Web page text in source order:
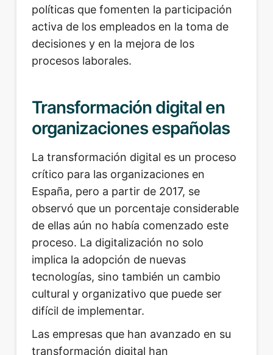
políticas que fomenten la participación
activa de los empleados en la toma de
decisiones y en la mejora de los
procesos laborales.
Transformación digital en
organizaciones españolas
La transformación digital es un proceso
crítico para las organizaciones en
España, pero a partir de 2017, se
observó que un porcentaje considerable
de ellas aún no había comenzado este
proceso. La digitalización no solo
implica la adopción de nuevas
tecnologías, sino también un cambio
cultural y organizativo que puede ser
difícil de implementar.
Las empresas que han avanzado en su
transformación digital han